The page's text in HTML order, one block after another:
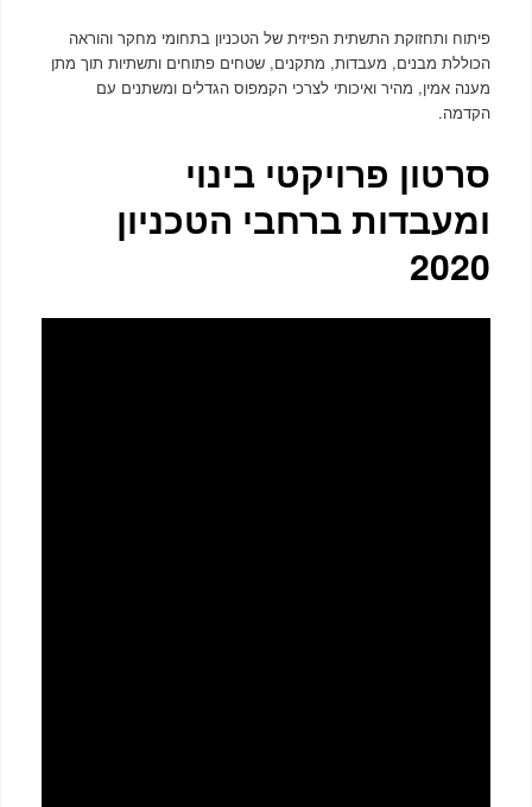
פיתוח ותחזוקת התשתית הפיזית של הטכניון בתחומי מחקר והוראה
הכוללת מבנים, מעבדות, מתקנים, שטחים פתוחים ותשתיות תוך מתן
מענה אמין, מהיר ואיכותי לצרכי הקמפוס הגדלים ומשתנים עם
הקדמה.
סרטון פרויקטי בינוי
ומעבדות ברחבי הטכניון
2020